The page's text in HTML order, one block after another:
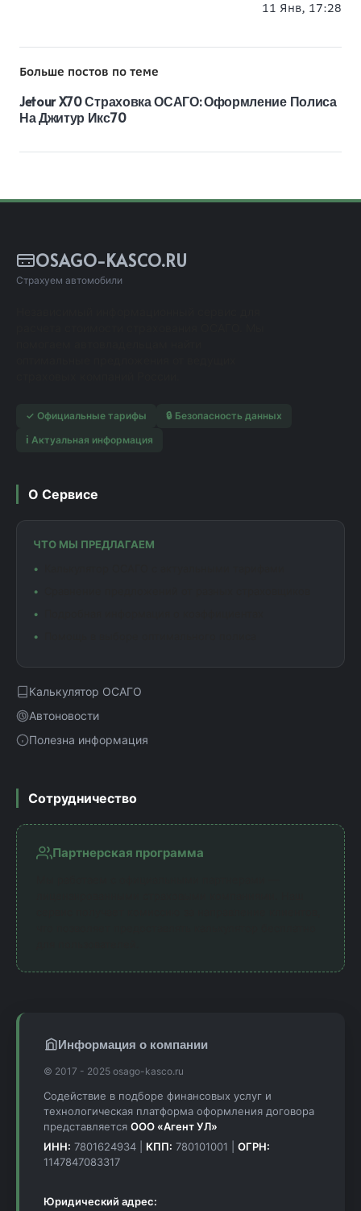
11 Янв, 17:28
Больше постов по теме
Jetour X70 Страховка ОСАГО: Оформление Полиса
На Джитур Икс70
OSAGO-KASCO.RU
Страхуем автомобили
✓ Официальные тарифы
🔒 Безопасность данных
ℹ️ Актуальная информация
О Сервисе
ЧТО МЫ ПРЕДЛАГАЕМ
Калькулятор ОСАГО
Автоновости
Полезна информация
Сотрудничество
Партнерская программа
Информация о компании
© 2017 - 2025 osago-kasco.ru
Содействие в подборе финансовых услуг и
технологическая платформа оформления договора
представляется ООО «Агент УЛ»
ИНН: 7801624934 | КПП: 780101001 | ОГРН:
1147847083317
Юридический адрес: